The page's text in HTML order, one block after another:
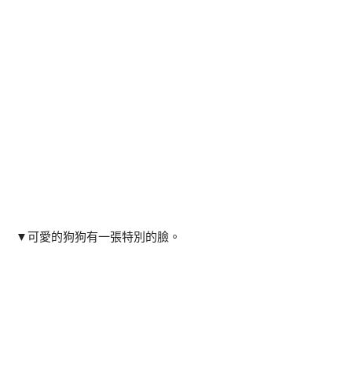
▼可愛的狗狗有一張特別的臉。